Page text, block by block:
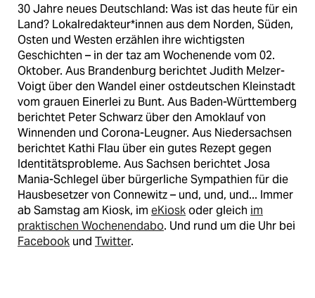
30 Jahre neues Deutschland: Was ist das heute für ein
Land? Lokalredakteur*innen aus dem Norden, Süden,
Osten und Westen erzählen ihre wichtigsten
Geschichten – in der taz am Wochenende vom 02.
Oktober. Aus Brandenburg berichtet Judith Melzer-
Voigt über den Wandel einer ostdeutschen Kleinstadt
vom grauen Einerlei zu Bunt. Aus Baden-Württemberg
berichtet Peter Schwarz über den Amoklauf von
Winnenden und Corona-Leugner. Aus Niedersachsen
berichtet Kathi Flau über ein gutes Rezept gegen
Identitätsprobleme. Aus Sachsen berichtet Josa
Mania-Schlegel über bürgerliche Sympathien für die
Hausbesetzer von Connewitz – und, und, und... Immer
ab Samstag am Kiosk, im eKioskoder gleich im
praktischen Wochenendabo. Und rund um die Uhr bei
Facebook und Twitter.